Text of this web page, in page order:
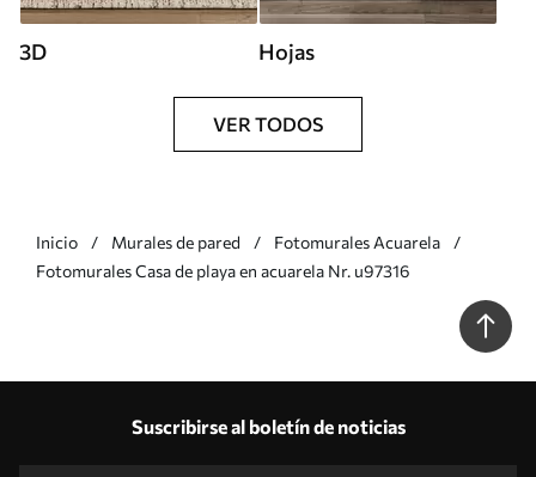
3D Hojas
VER TODOS
Inicio Murales de pared
Fotomurales Acuarela
Fotomurales Casa de playa en acuarela Nr. u97316
Suscribirse al boletín de noticias